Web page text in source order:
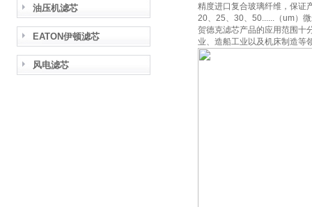
油压机滤芯
EATON伊顿滤芯
风电滤芯
精度进口复合玻璃纤维，保证
20、25、30、50......（um）
贺德克滤芯产品的应用范围十
业、造船工业以及机床制造等